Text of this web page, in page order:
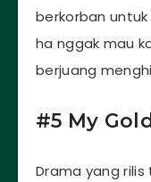
berkorban untuk
ha nggak mau
berjuang
#5 My
Drama yang rilis